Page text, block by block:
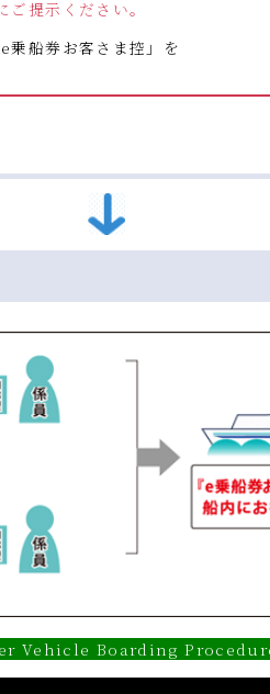
提示ください。
乗船券お客さま控」を
Vehicle Boarding